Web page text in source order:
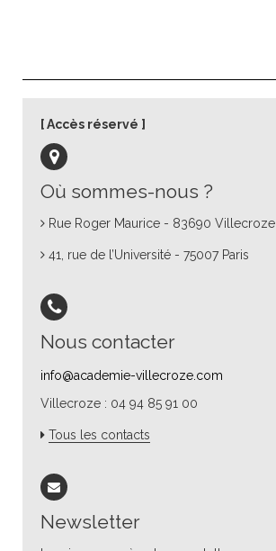
Où sommes-nous ?
Rue Roger Maurice - 83690 Villecroze
41, rue de l’Université - 75007 Paris
Nous contacter
info@academie-villecroze.com
Villecroze : 04 94 85 91 00
Tous les contacts
Newsletter
Accès réservé